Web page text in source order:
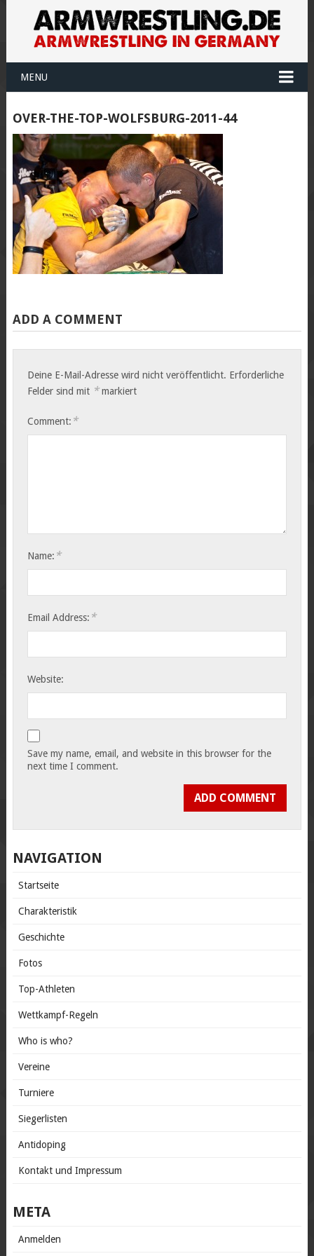
MENU
OVER-THE-TOP-WOLFSBURG-2011-44
ADD A COMMENT
Deine E-Mail-Adresse wird nicht veröffentlicht. Erforderliche
Felder sind mit *markiert
Comment: *
Name: *
Email Address: *
Website:
Save my name, email, and website in this browser for the
next time I comment.
NAVIGATION
Startseite
Charakteristik
Geschichte
Fotos
Top-Athleten
Wettkampf-Regeln
Who is who?
Vereine
Turniere
Siegerlisten
Antidoping
Kontakt und Impressum
META
Anmelden